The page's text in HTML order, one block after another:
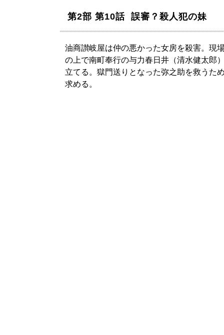
第2部 第10話 誤審？殺人犯の妹
油商讃岐屋は仲の悪かった女房を殺害。現
の上で南町奉行の与力春日井（清水健太郎
立てる。獄門送りとなった弥之助を救うた
求める。